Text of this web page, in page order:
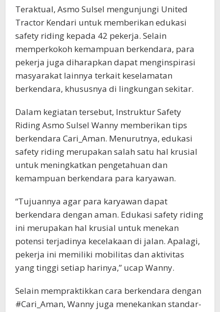
Teraktual, Asmo Sulsel mengunjungi United
Tractor Kendari untuk memberikan edukasi
safety riding kepada 42 pekerja. Selain
memperkokoh kemampuan berkendara, para
pekerja juga diharapkan dapat menginspirasi
masyarakat lainnya terkait keselamatan
berkendara, khususnya di lingkungan sekitar.
Dalam kegiatan tersebut, Instruktur Safety
Riding Asmo Sulsel Wanny memberikan tips
berkendara Cari_Aman. Menurutnya, edukasi
safety riding merupakan salah satu hal krusial
untuk meningkatkan pengetahuan dan
kemampuan berkendara para karyawan.
“Tujuannya agar para karyawan dapat
berkendara dengan aman. Edukasi safety riding
ini merupakan hal krusial untuk menekan
potensi terjadinya kecelakaan di jalan. Apalagi,
pekerja ini memiliki mobilitas dan aktivitas
yang tinggi setiap harinya,” ucap Wanny.
Selain mempraktikkan cara berkendara dengan
#Cari_Aman, Wanny juga menekankan standar-